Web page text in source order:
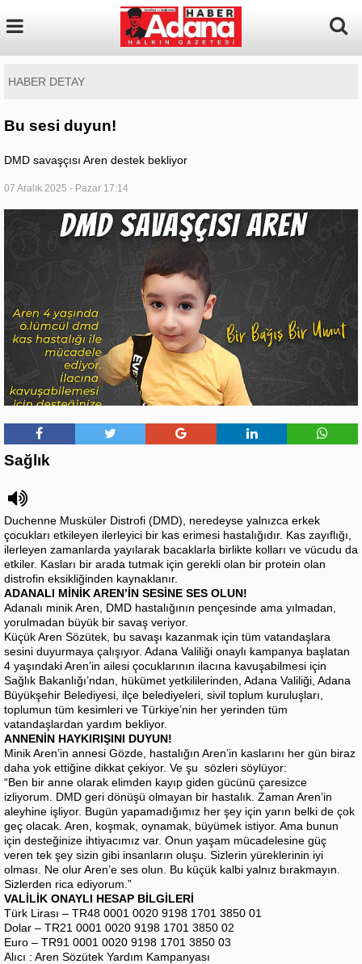
HABER DETAY
Bu sesi duyun!
DMD savaşçısı Aren destek bekliyor
07 Aralık 2025 - Pazar 17:14
Sağlık
Duchenne Musküler Distrofi (DMD), neredeyse yalnızca erkek
çocukları etkileyen ilerleyici bir kas erimesi hastalığıdır. Kas zayıflığı,
ilerleyen zamanlarda yayılarak bacaklarla birlikte kolları ve vücudu da
etkiler. Kasları bir arada tutmak için gerekli olan bir protein olan
distrofin eksikliğinden kaynaklanır.
ADANALI MİNİK AREN’İN SESİNE SES OLUN!
Adanalı minik Aren, DMD hastalığının pençesinde ama yılmadan,
yorulmadan büyük bir savaş veriyor.
Küçük Aren Sözütek, bu savaşı kazanmak için tüm vatandaşlara
sesini duyurmaya çalışıyor. Adana Valiliği onaylı kampanya başlatan
4 yaşındaki Aren’in ailesi çocuklarının ilacına kavuşabilmesi için
Sağlık Bakanlığı’ndan, hükümet yetkililerinden, Adana Valiliği, Adana
Büyükşehir Belediyesi, ilçe belediyeleri, sivil toplum kuruluşları,
toplumun tüm kesimleri ve Türkiye’nin her yerinden tüm
vatandaşlardan yardım bekliyor.
ANNENİN HAYKIRIŞINI DUYUN!
Minik Aren’in annesi Gözde, hastalığın Aren’in kaslarını her gün biraz
daha yok ettiğine dikkat çekiyor. Ve şu sözleri söylüyor:
“Ben bir anne olarak elimden kayıp giden gücünü çaresizce
izliyorum. DMD geri dönüşü olmayan bir hastalık. Zaman Aren’in
aleyhine işliyor. Bugün yapamadığımız her şey için yarın belki de çok
geç olacak. Aren, koşmak, oynamak, büyümek istiyor. Ama bunun
için desteğinize ihtiyacımız var. Onun yaşam mücadelesine güç
veren tek şey sizin gibi insanların oluşu. Sizlerin yüreklerinin iyi
olması. Ne olur Aren’e ses olun. Bu küçük kalbi yalnız bırakmayın.
Sizlerden rica ediyorum.”
VALİLİK ONAYLI HESAP BİLGİLERİ
Türk Lirası – TR48 0001 0020 9198 1701 3850 01
Dolar – TR21 0001 0020 9198 1701 3850 02
Euro – TR91 0001 0020 9198 1701 3850 03
Alıcı : Aren Sözütek Yardım Kampanyası